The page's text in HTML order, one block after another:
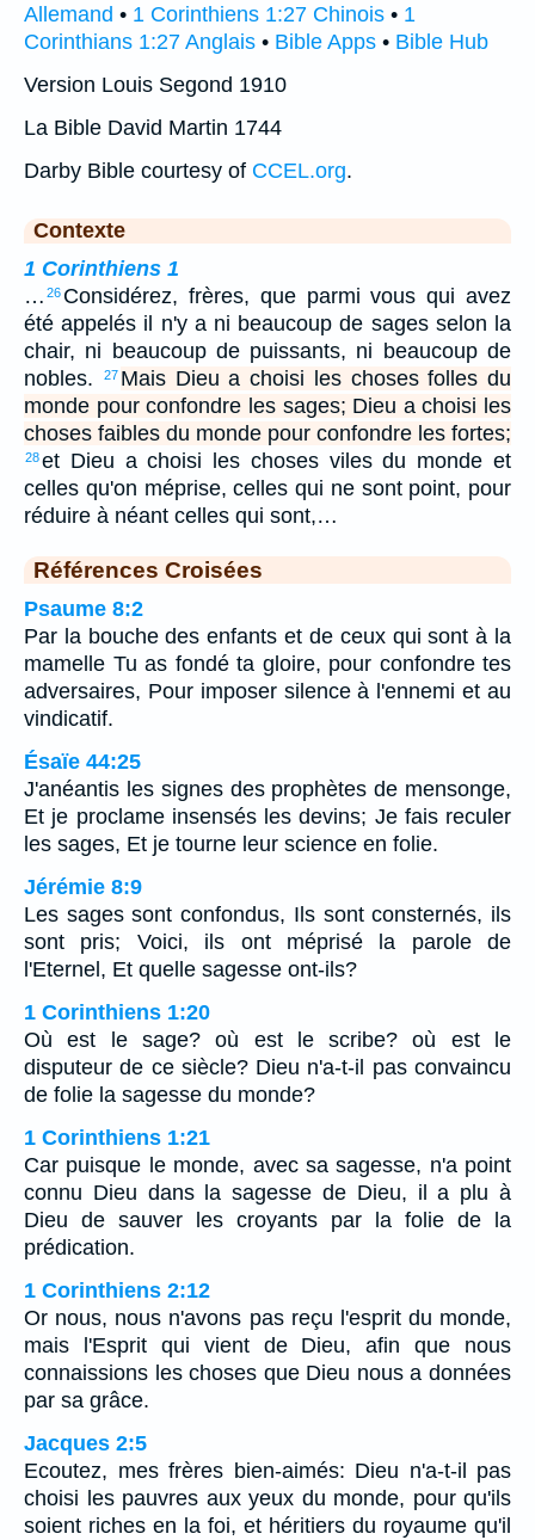
Allemand • 1 Corinthiens 1:27 Chinois • 1
Corinthians 1:27 Anglais • Bible Apps • Bible Hub
Version Louis Segond 1910
La Bible David Martin 1744
Darby Bible courtesy of CCEL.org.
Contexte
1 Corinthiens 1
… 26 Considérez, frères, que parmi vous qui avez
été appelés il n'y a ni beaucoup de sages selon la
chair, ni beaucoup de puissants, ni beaucoup de
nobles.
27 Mais Dieu a choisi les choses folles du
monde pour confondre les sages; Dieu a choisi les
choses faibles du monde pour confondre les fortes;
28et Dieu a choisi les choses viles du monde et
celles qu'on méprise, celles qui ne sont point, pour
réduire à néant celles qui sont,…
Références Croisées
Psaume 8:2
Par la bouche des enfants et de ceux qui sont à la
mamelle Tu as fondé ta gloire, pour confondre tes
adversaires, Pour imposer silence à l'ennemi et au
vindicatif.
Ésaïe 44:25
J'anéantis les signes des prophètes de mensonge,
Et je proclame insensés les devins; Je fais reculer
les sages, Et je tourne leur science en folie.
Jérémie 8:9
Les sages sont confondus, Ils sont consternés, ils
sont pris; Voici, ils ont méprisé la parole de
l'Eternel, Et quelle sagesse ont-ils?
1 Corinthiens 1:20
Où est le sage? où est le scribe? où est le
disputeur de ce siècle? Dieu n'a-t-il pas convaincu
de folie la sagesse du monde?
1 Corinthiens 1:21
Car puisque le monde, avec sa sagesse, n'a point
connu Dieu dans la sagesse de Dieu, il a plu à
Dieu de sauver les croyants par la folie de la
prédication.
1 Corinthiens 2:12
Or nous, nous n'avons pas reçu l'esprit du monde,
mais l'Esprit qui vient de Dieu, afin que nous
connaissions les choses que Dieu nous a données
par sa grâce.
Jacques 2:5
Ecoutez, mes frères bien-aimés: Dieu n'a-t-il pas
choisi les pauvres aux yeux du monde, pour qu'ils
soient riches en la foi, et héritiers du royaume qu'il